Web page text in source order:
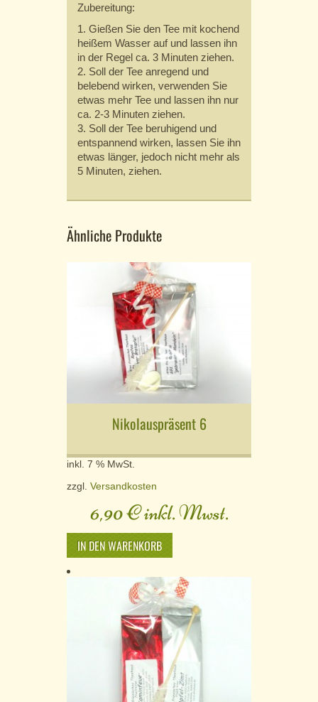
Zubereitung:
1. Gießen Sie den Tee mit kochend
heißem Wasser auf und lassen ihn
in der Regel ca. 3 Minuten ziehen.
2. Soll der Tee anregend und
belebend wirken, verwenden Sie
etwas mehr Tee und lassen ihn nur
ca. 2-3 Minuten ziehen.
3. Soll der Tee beruhigend und
entspannend wirken, lassen Sie ihn
etwas länger, jedoch nicht mehr als
5 Minuten, ziehen.
Ähnliche Produkte
Nikolauspräsent 6
inkl. 7 % MwSt.
zzgl. Versandkosten
6,90€inkl. Mwst.
IN DEN WARENKORB